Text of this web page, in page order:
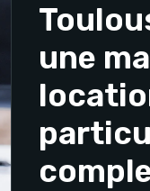
une